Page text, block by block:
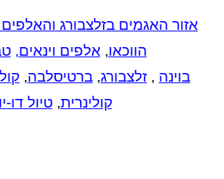
אזור האגמים בזלצבורג והאלפים
הווכאו,אלפים וינאים,
בוינה ,זלצבורג,ברטיסלבה,
קולינרית,טיול דו-יומי